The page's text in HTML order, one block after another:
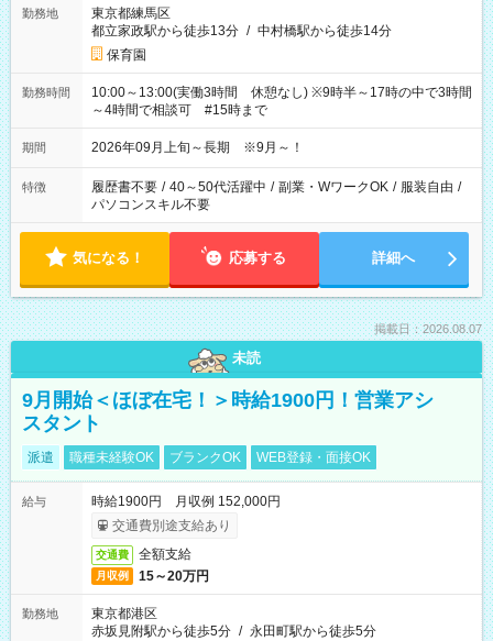
勤務地
東京都練馬区
都立家政駅から徒歩13分 / 中村橋駅から徒歩14分
保育園
勤務時間
10:00～13:00(実働3時間 休憩なし) ※9時半～17時の中で3時間
～4時間で相談可 #15時まで
期間 2026年09月上旬～長期 ※9月～！
特徴 履歴書不要 / 40～50代活躍中 / 副業・WワークOK / 服装自由 /
パソコンスキル不要
気になる！ 応募する 詳細へ
掲載日：2026.08.07
未読
9月開始＜ほぼ在宅！＞時給1900円！営業アシ
スタント
派遣 職種未経験OK ブランクOK WEB登録・面接OK
給与
時給1900円 月収例 152,000円
交通費別途支給あり
交通費 全額支給
月収例 15～20万円
勤務地
東京都港区
赤坂見附駅から徒歩5分 / 永田町駅から徒歩5分